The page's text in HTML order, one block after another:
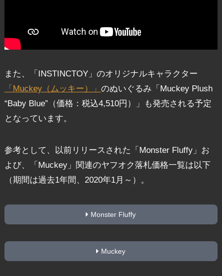
また、「INSTINCTOY」のオリジナルキャラクター
「Muckey（ムッキー）」 のぬいぐるみ「Muckey Plush
“Baby Blue”（価格：税込4,510円）」も発売される予定
となっています。
参考として、以前リリースされた「Monster Fluffy」お
よび、「Muckey」関連のヤフオク落札価格一覧は以下
（期間は過去1年間、2020年1月～）。
Monster Fluffy
Muckey